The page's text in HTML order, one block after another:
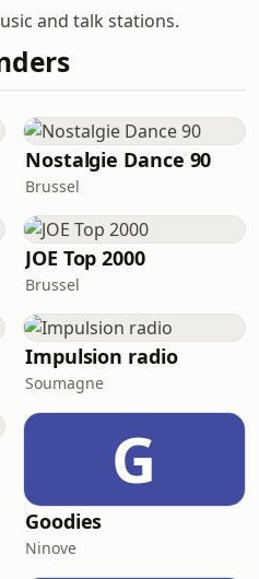
and talk stations.
Nostalgie Dance 90
Brussel
JOE Top 2000
Brussel
Impulsion radio
Soumagne
G
Goodies
Ninove